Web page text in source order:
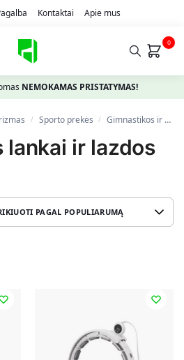
Kontaktai Apie mus
0
NEMOKAMAS PRISTATYMAS!
/ Spоrto prekės / Gimnastikos ir fitneso prekės
lankai ir lazdos